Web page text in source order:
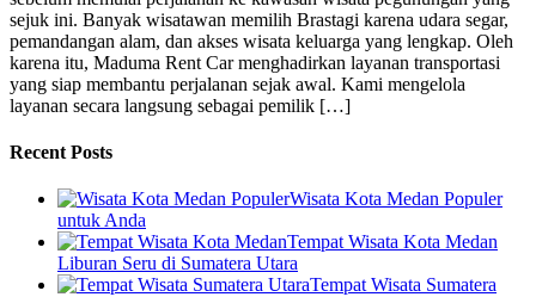
sejuk ini. Banyak wisatawan memilih Brastagi karena udara segar,
pemandangan alam, dan akses wisata keluarga yang lengkap. Oleh
karena itu, Maduma Rent Car menghadirkan layanan transportasi
yang siap membantu perjalanan sejak awal. Kami mengelola
layanan secara langsung sebagai pemilik […]
Recent Posts
Wisata Kota Medan Populer
untuk Anda
Tempat Wisata Kota Medan
Liburan Seru di Sumatera Utara
Tempat Wisata Sumatera